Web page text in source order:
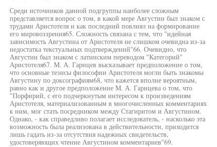
Среди источников данной подгруппы наиболее сложным
представляется вопрос о том, в какой мере Августин был знаком с
трудами Аристотеля и как последний повлиял на формирование
его мировоззрения65. Сложность связана с тем, что "идейная
зависимость Августина от Аристотеля не слишком очевидна из-за
недостатка текстуальных подтверждений"66. Очевидно, что
Августин был знаком с латинским переводом "Категорий"
Аристотеля67. М. А. Гарнцев высказывает предположение о том,
что основные тезисы философии Аристотеля могли быть знакомы
Августину по доксографиям68, что кажется вполне вероятным,
равно как и другое предположение М. А. Гарнцева о том, что
"Порфирий, с его подчеркнутым интересом к произведениям
Аристотеля, материализованным в многочисленных комментариях
к ним, мог стать посредником между Стагиритом и Августином.
Однако, - как справедливо полагает исследователь, - насколько эта
возможность была реализована в действительности, приходится
лишь гадать из-за отсутствия надежных свидетельств,
удостоверяющих чтение Августином комментариев"69.